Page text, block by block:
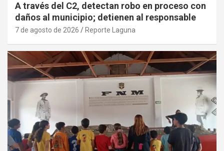
A través del C2, detectan robo en proceso con
daños al municipio; detienen al responsable
7 de agosto de 2026 Reporte Laguna